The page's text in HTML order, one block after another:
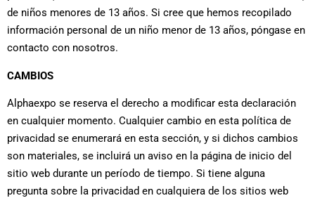
de niños menores de 13 años. Si cree que hemos recopilado
información personal de un niño menor de 13 años, póngase en
contacto con nosotros.
CAMBIOS
Alphaexpo se reserva el derecho a modificar esta declaración
en cualquier momento. Cualquier cambio en esta política de
privacidad se enumerará en esta sección, y si dichos cambios
son materiales, se incluirá un aviso en la página de inicio del
sitio web durante un período de tiempo. Si tiene alguna
pregunta sobre la privacidad en cualquiera de los sitios web